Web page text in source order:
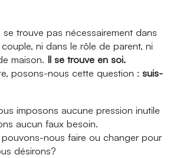
trouve pas nécessairement dans
ni dans le rôle de parent, ni
maison. Il se trouve en soi.
posons-nous cette question : suis-
imposons aucune pression inutile
aucun faux besoin.
nous faire ou changer pour
désirons?